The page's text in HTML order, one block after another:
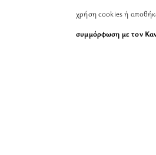
χρήση cookies ή
συμμόρφωση με τον